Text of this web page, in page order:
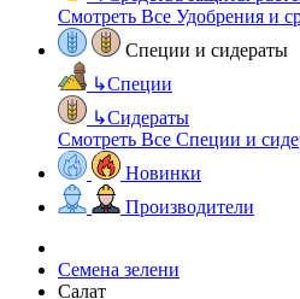
Смотреть Все Удобрения и
Специи и сидераты
↳Специи
↳Сидераты
Смотреть Все Специи и
Новинки
Производители
Семена зелени
Салат